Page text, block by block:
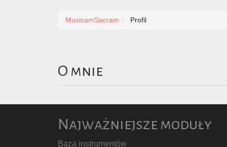
MusicamSacram Profil
O mnie
Najważniejsze moduły
Baza instrumentów